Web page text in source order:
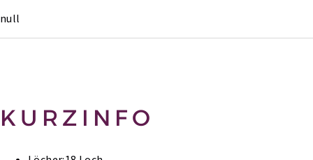
null
KURZINFO